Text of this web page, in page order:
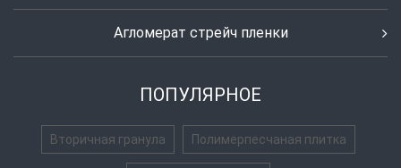
Агломерат стрейч пленки
ПОПУЛЯРНОЕ
Вторичная гранула Полимерпесчаная плитка